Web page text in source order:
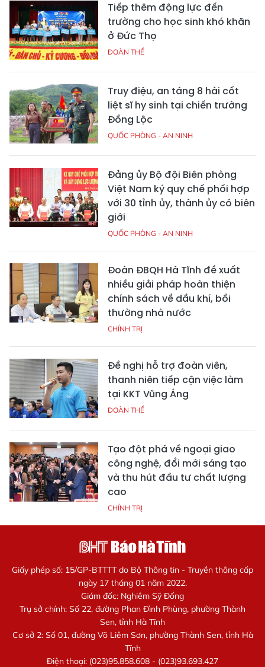
Tiếp thêm động lực đến
trường cho học sinh khó khăn
ở Đức Thọ
ĐOÀN THỂ
Truy điệu, an táng 8 hài cốt
liệt sĩ hy sinh tại chiến trường
Đồng Lộc
QUỐC PHÒNG - AN NINH
Đảng ủy Bộ đội Biên phòng
Việt Nam ký quy chế phối hợp
với 30 tỉnh ủy, thành ủy có biên
giới
QUỐC PHÒNG - AN NINH
Đoàn ĐBQH Hà Tĩnh đề xuất
nhiều giải pháp hoàn thiện
chính sách về dầu khí, bồi
thường nhà nước
CHÍNH TRỊ
Đề nghị hỗ trợ đoàn viên,
thanh niên tiếp cận việc làm
tại KKT Vũng Áng
ĐOÀN THỂ
Tạo đột phá về ngoại giao
công nghệ, đổi mới sáng tạo
và thu hút đầu tư chất lượng
cao
CHÍNH TRỊ
Giấy phép số: 15/GP-BTTTT do Bộ Thông tin - Truyền thông cấp
ngày 17 tháng 01 năm 2022.
Giám đốc: Nghiêm Sỹ Đống
Trụ sở chính: Số 22, đường Phan Đình Phùng, phường Thành
Sen, tỉnh Hà Tĩnh
Cơ sở 2: Số 01, đường Võ Liêm Sơn, phường Thành Sen, tỉnh Hà
Tĩnh
Điện thoại: (023)95.858.608 - (023)93.693.427